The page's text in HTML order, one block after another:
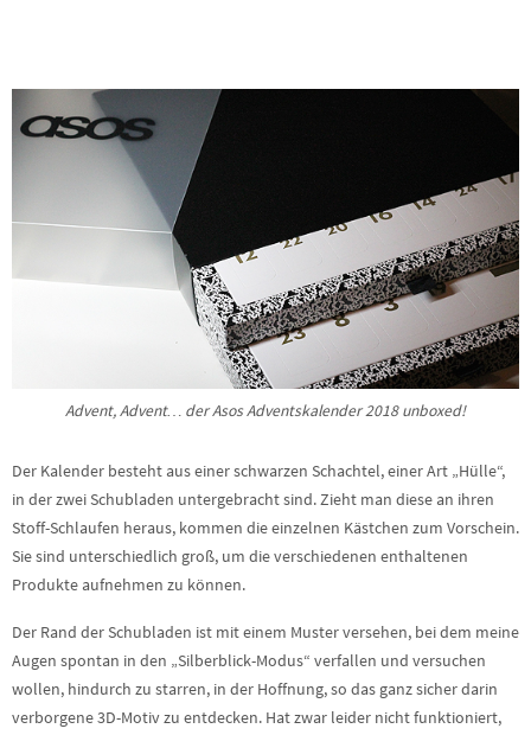
Advent, Advent… der Asos Adventskalender 2018 unboxed!
Der Kalender besteht aus einer schwarzen Schachtel, einer Art „Hülle“,
in der zwei Schubladen untergebracht sind. Zieht man diese an ihren
Stoff-Schlaufen heraus, kommen die einzelnen Kästchen zum Vorschein.
Sie sind unterschiedlich groß, um die verschiedenen enthaltenen
Produkte aufnehmen zu können.
Der Rand der Schubladen ist mit einem Muster versehen, bei dem meine
Augen spontan in den „Silberblick-Modus“ verfallen und versuchen
wollen, hindurch zu starren, in der Hoffnung, so das ganz sicher darin
verborgene 3D-Motiv zu entdecken. Hat zwar leider nicht funktioniert,